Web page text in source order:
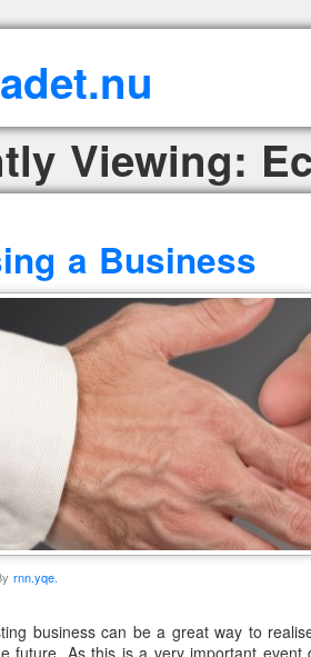
Viewing:
a Business
rnn.yqe.
business can be a great way to